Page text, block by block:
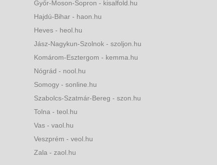
Győr-Moson-Sopron - kisalfold.hu
Hajdú-Bihar - haon.hu
Heves - heol.hu
Jász-Nagykun-Szolnok - szoljon.hu
Komárom-Esztergom - kemma.hu
Nógrád - nool.hu
Somogy - sonline.hu
Szabolcs-Szatmár-Bereg - szon.hu
Tolna - teol.hu
Vas - vaol.hu
Veszprém - veol.hu
Zala - zaol.hu